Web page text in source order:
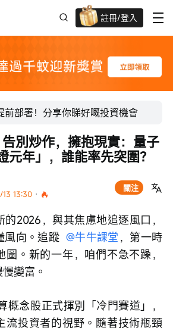
註冊/登入
迎新驚喜賞 股票/BTC等任你揀!
前部署！分享你睇好嘅投資機會
13 13:30 ·
關注
別炒作，擁抱現實：量子
元年」，誰能率先突圍？
2026，與其焦慮地追逐風口，
風向。追蹤 @牛牛課堂 ，第一時
。新的一年，咱們不急不躁，
變富。
概念股正式揮別「冷門賽道」，
流投資者的視野。隨著技術瓶頸